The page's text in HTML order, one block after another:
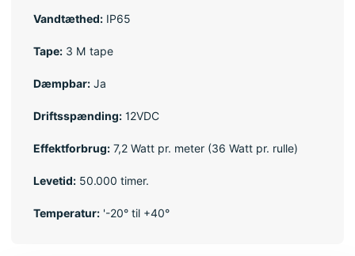
Vandtæthed: IP65
Tape: 3 M tape
Dæmpbar: Ja
Driftsspænding: 12VDC
Effektforbrug: 7,2 Watt pr. meter (36 Watt pr. rulle)
Levetid: 50.000 timer.
Temperatur: '-20° til +40°